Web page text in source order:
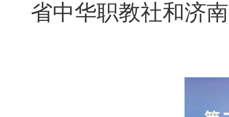
省中华职教社和济